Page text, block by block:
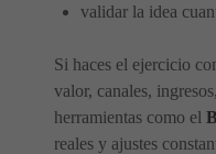
validar la idea
Si haces el ejercicio
valor, canales,
herramientas como el
reales y ajustes